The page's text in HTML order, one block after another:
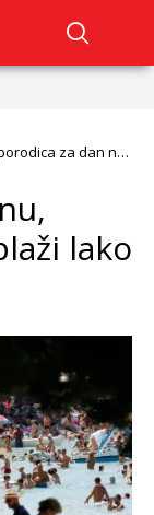
za dan na
lako